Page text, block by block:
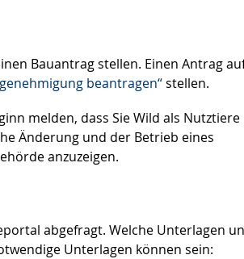
Bauantrag stellen. Einen Antrag
beantragen“stellen.
melden, dass Sie Wild als Nutztiere
Änderung und der Betrieb eines
anzuzeigen.
abgefragt. Welche Unterlagen
Unterlagen können sein: